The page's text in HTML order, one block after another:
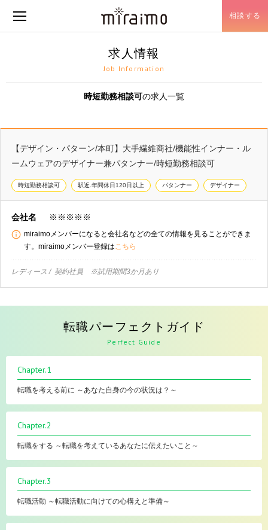
相談する
求人情報
Job Information
時短勤務相談可の求人一覧
【デザイン・パターン/本町】大手繊維商社/機能性インナー・ル
ームウェアのデザイナー兼パタンナー/時短勤務相談可
時短勤務相談可 駅近.年間休日120日以上 パタンナー デザイナー
会社名 ※※※※※
miraimoメンバーになると会社名などの全ての情報を見ることができま
す。miraimoメンバー登録はこちら
レディース 契約社員 ※試用期間3か月あり
転職パーフェクトガイド
Perfect Guide
Chapter.1
転職を考える前に ～あなた自身の今の状況は？～
Chapter.2
転職をする ～転職を考えているあなたに伝えたいこと～
Chapter.3
転職活動 ～転職活動に向けての心構えと準備～